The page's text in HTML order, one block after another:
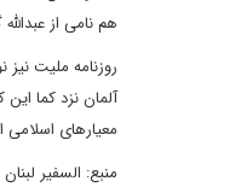
هم نامی از
روزنامه ملیت
آلمان نزد کما
معیارهای
منبع: السفیر لبنان